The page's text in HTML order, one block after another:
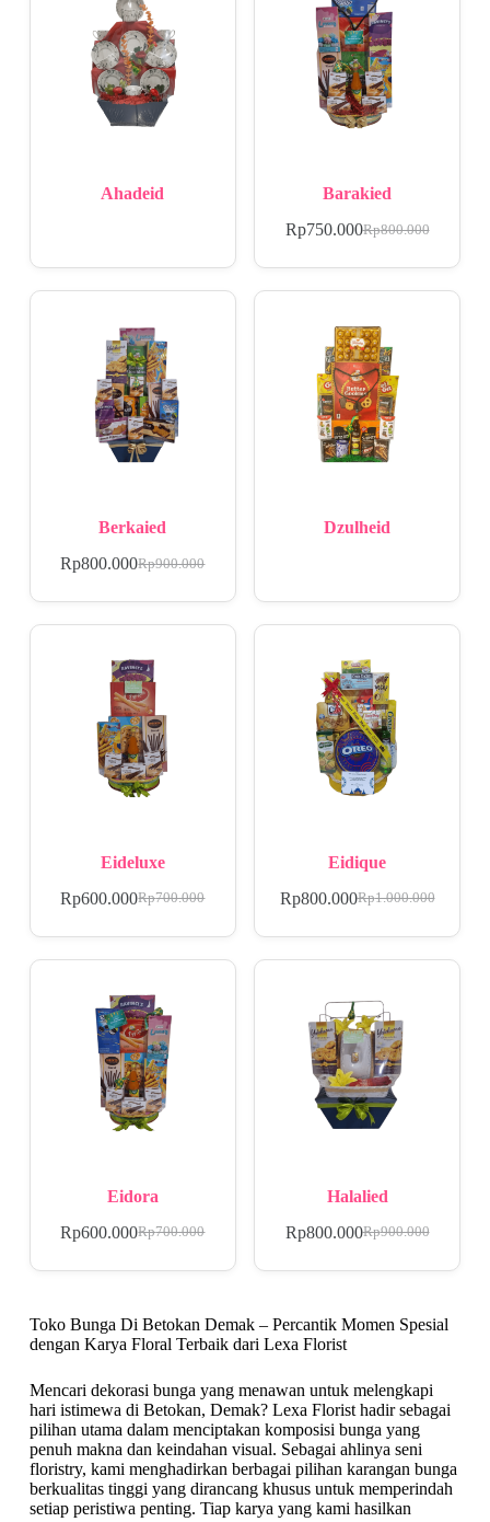
Ahadeid Barakied
Rp800.000
Rp750.000
Berkaied
Rp900.000
Rp800.000
Dzulheid
Eideluxe
Rp700.000
Rp600.000
Eidique
Rp1.000.000
Rp800.000
Eidora
Rp700.000
Rp600.000
Halalied
Rp900.000
Rp800.000
Toko Bunga Di Betokan Demak – Percantik Momen Spesial
dengan Karya Floral Terbaik dari Lexa Florist
Mencari dekorasi bunga yang menawan untuk melengkapi
hari istimewa di Betokan, Demak? Lexa Florist hadir sebagai
pilihan utama dalam menciptakan komposisi bunga yang
penuh makna dan keindahan visual. Sebagai ahlinya seni
floristry, kami menghadirkan berbagai pilihan karangan bunga
berkualitas tinggi yang dirancang khusus untuk memperindah
setiap peristiwa penting. Tiap karya yang kami hasilkan